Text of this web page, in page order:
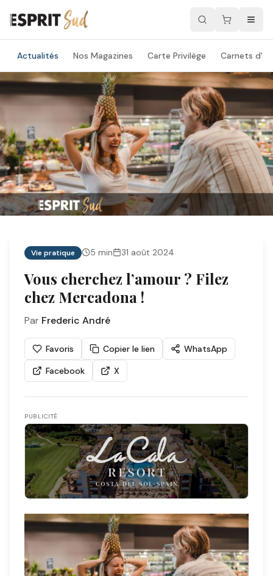
Actualités Nos Magazines Carte Privilège Carnets
Vie pratique 5 min 31 août 2024
Vous cherchez l’amour ? Filez
chez Mercadona !
Par Frederic André
Favoris Copier le lien
WhatsApp
Facebook
X
PUBLICITÉ